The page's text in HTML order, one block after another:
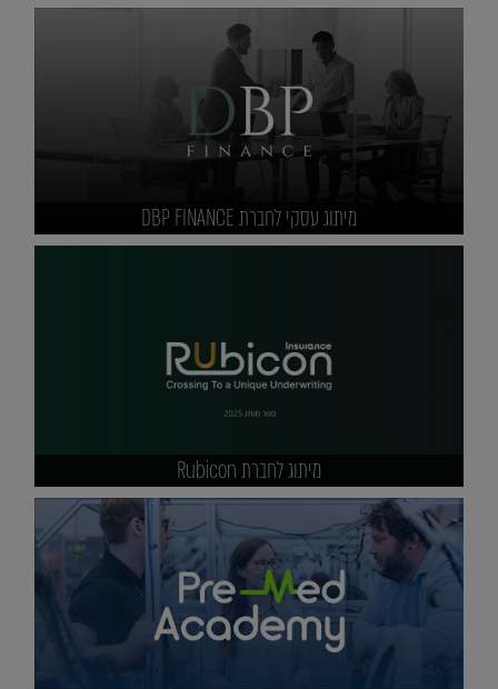
מיתוג עסקי לחברת DBP FINANCE
מיתוג לחברת Rubicon